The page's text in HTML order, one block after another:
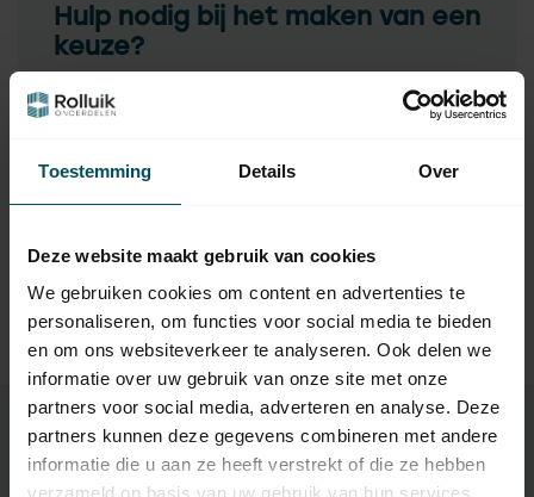
Toestemming Details Over
Deze website maakt gebruik van cookies
We gebruiken cookies om content en advertenties te
personaliseren, om functies voor social media te bieden
en om ons websiteverkeer te analyseren. Ook delen we
informatie over uw gebruik van onze site met onze
partners voor social media, adverteren en analyse. Deze
partners kunnen deze gegevens combineren met andere
informatie die u aan ze heeft verstrekt of die ze hebben
verzameld op basis van uw gebruik van hun services.
Hulp nodig bij het maken van een
keuze?
Gerelateerde producten
TypeError: Failed to fetch
https://www.rolluikonderdelen.nl/nl/merken/nice/adaptie
sets-rolluikmotor/maat-m-45-mm-5-t-m-50-nm/
Specificaties